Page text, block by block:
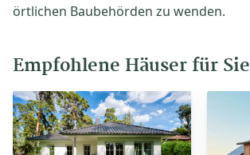
örtlichen Baubehörden zu wenden.
Empfohlene Häuser für Sie